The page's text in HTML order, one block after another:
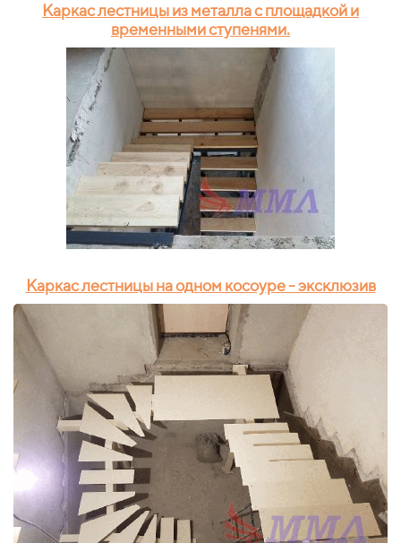
Каркас лестницы из металла с площадкой и
временными ступенями.
Каркас лестницы на одном косоуре - эксклюзив